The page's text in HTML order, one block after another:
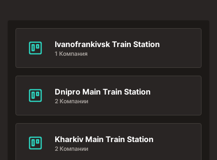
Ivanofrankivsk Train Station
1 Компания
Dnipro Main Train Station
2 Компании
Kharkiv Main Train Station
2 Компании